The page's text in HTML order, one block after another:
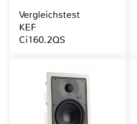
Vergleichstest
KEF
Ci160.2QS